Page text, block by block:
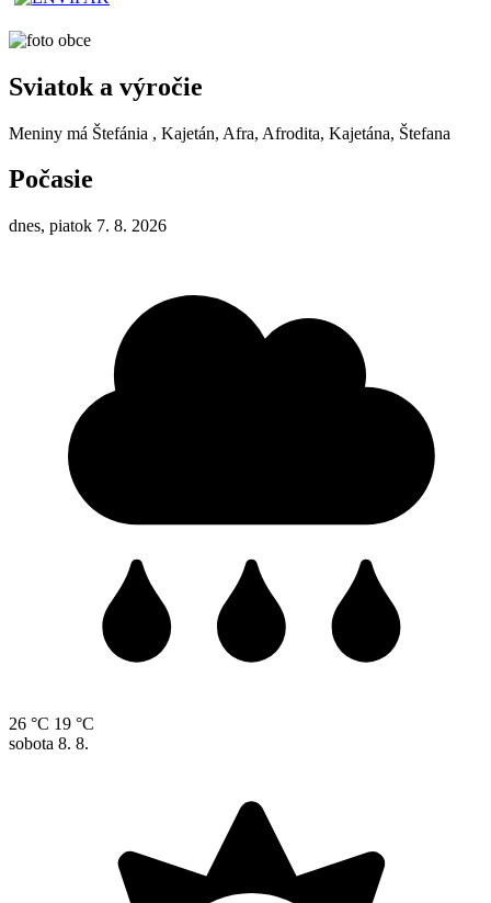
Sviatok a výročie
Meniny má Štefánia , Kajetán, Afra, Afrodita, Kajetána, Štefana
Počasie
dnes, piatok 7. 8. 2026
26 °C 19 °C
sobota 8. 8.